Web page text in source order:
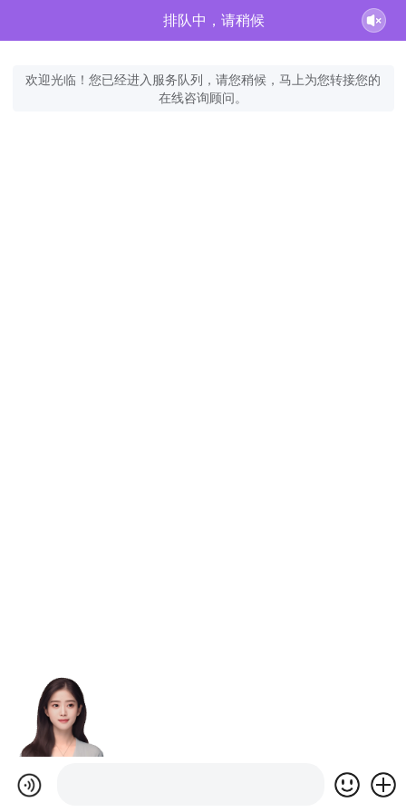
排队中，请稍候
欢迎光临！您已经进入服务队列，请您稍候，马上为您转接您的
在线咨询顾问。